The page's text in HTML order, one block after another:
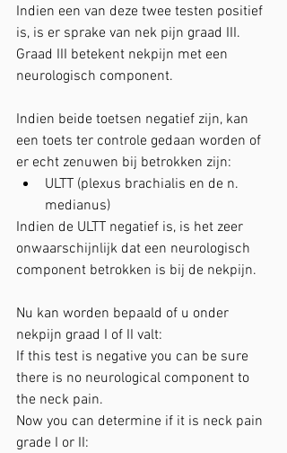
Indien een van deze twee testen positief
is, is er sprake van nek pijn graad III.
Graad III betekent nekpijn met een
neurologisch component.
Indien beide toetsen negatief zijn, kan
een toets ter controle gedaan worden of
er echt zenuwen bij betrokken zijn:
ULTT (plexus brachialis en de n.
medianus)
Indien de ULTT negatief is, is het zeer
onwaarschijnlijk dat een neurologisch
component betrokken is bij de nekpijn.
Nu kan worden bepaald of u onder
nekpijn graad I of II valt:
If this test is negative you can be sure
there is no neurological component to
the neck pain.
Now you can determine if it is neck pain
grade I or II: